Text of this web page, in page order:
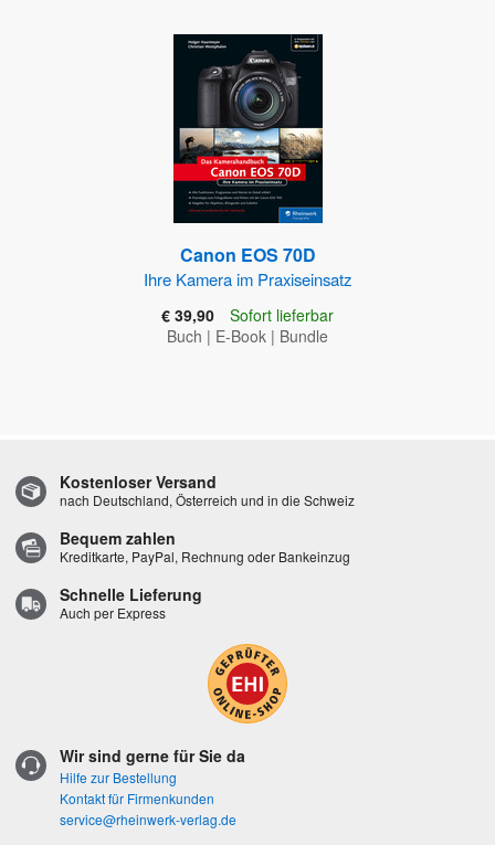
Canon EOS 70D
Ihre Kamera im Praxiseinsatz
€ 39,90
Sofort lieferbar
Buch | E-Book | Bundle
Kostenloser Versand
nach Deutschland, Österreich und in die Schweiz
Bequem zahlen
Kreditkarte, PayPal, Rechnung oder Bankeinzug
Schnelle Lieferung
Auch per Express
Wir sind gerne für Sie da
Hilfe zur Bestellung
Kontakt für Firmenkunden
service@rheinwerk-verlag.de